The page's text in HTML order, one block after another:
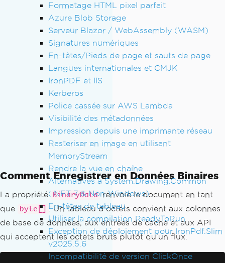
Formatage HTML pixel parfait
Azure Blob Storage
Serveur Blazor / WebAssembly (WASM)
Signatures numériques
En-têtes/Pieds de page et sauts de page
Langues internationales et CMJK
IronPDF et IIS
Kerberos
Police cassée sur AWS Lambda
Visibilité des métadonnées
Impression depuis une imprimante réseau
Rasteriser en image en utilisant
MemoryStream
Rendre la vue en chaîne
Alternatives à System.Drawing.Common
(.NET 7 & Non-Windows)
En-têtes de tableau
Utiliser la compilation ReadyToRun
Exception de déploiement pour IronPdf.Slim
v2025.5.6
Incompatibilité de version ClickOnce
Comment Enregistrer en Données Binaires
La propriété BinaryData renvoie le document en tant
que
byte[]
. Un tableau d'octets convient aux colonnes
de base de données, aux entrées de cache et aux API
qui acceptent les octets bruts plutôt qu'un flux.